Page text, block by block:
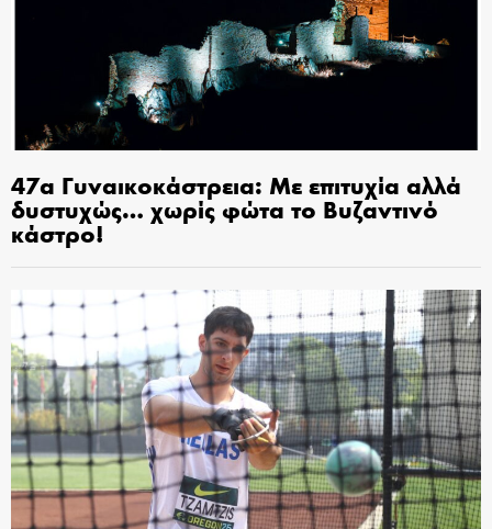
47α Γυναικοκάστρεια: Με επιτυχία αλλά
δυστυχώς… χωρίς φώτα το Βυζαντινό
κάστρο!